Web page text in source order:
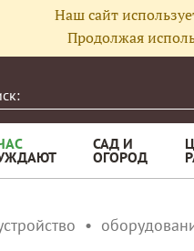
Наш сайт
Продолжая
САД И
ОГОРОД